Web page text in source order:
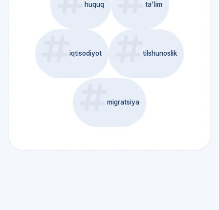
huquq ta'lim
iqtisodiyot tilshunoslik
migratsiya